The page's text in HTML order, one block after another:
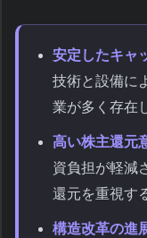
安定したキャ
技術と設備に
業が多く存在
高い株主還元
資負担が軽減
還元を重視す
構造改革の進